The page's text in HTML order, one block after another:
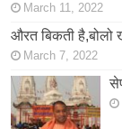
March 11, 2022
औरत बिकती है,बोलो
March 7, 2022